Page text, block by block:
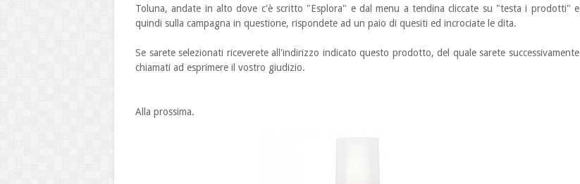
Toluna, andate in alto dove c'è scritto "Esplora" e dal menu a tendina cliccate su "testa i prodotti" e
quindi sulla campagna in questione, rispondete ad un paio di quesiti ed incrociate le dita.
Se sarete selezionati riceverete all'indirizzo indicato questo prodotto, del quale sarete successivamente
chiamati ad esprimere il vostro giudizio.
Alla prossima.